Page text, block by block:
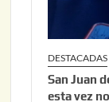
DESTACADAS
San Juan
esta vez